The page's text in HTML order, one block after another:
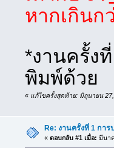
หากเกินก
*งานครั้ง
พิมพ์ด้วย
« แก้ไขครั้งสุดท้าย: มิถุนายน
Re: งานครั้งที่ 1 การ
« ตอบกลับ #1 เมื่อ: มีนา